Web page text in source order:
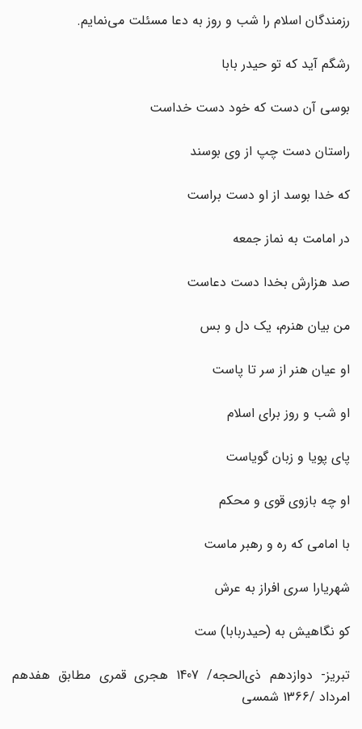
رزمندگان اسلام را شب و روز به دعا مسئلت می‌نمایم.
رشگم آید که تو حیدر بابا
بوسی آن دست که خود دست خداست
راستان دست چپ از وی بوسند
که خدا بوسد از او دست براست
در امامت به نماز جمعه
صد هزارش بخدا دست دعاست
من بیان هنرم، یک دل و بس
او عیان هنر از سر تا پاست
او شب و روز برای اسلام
پای پویا و زبان گویاست
او چه بازوی قوی و محکم
با امامی که ره و رهبر ماست
شهریارا سری افراز به عرش
کو نگاهیش به (حیدربابا) ست
تبریز- دوازدهم ذی‌الحجه/ 1407 هجری قمری مطابق هفدهم
امرداد /1366 شمسی